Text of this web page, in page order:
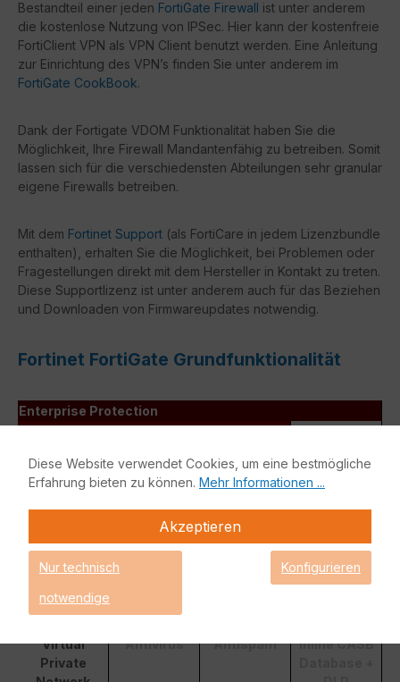
Bestandteil einer jeden FortiGate Firewall ist unter anderem
die kostenlose Nutzung von IPSec. Hier kann der kostenfreie
FortiClient VPN als VPN Client benutzt werden. Eine Anleitung
zur Einrichtung des VPN’s finden Sie unter anderem im
FortiGate CookBook.
Dank der Fortigate VDOM Funktionalität haben Sie die
Möglichkeit, Ihre Firewall Mandantenfähig zu betreiben. Somit
lassen sich für die verschiedensten Abteilungen sehr granular
eigene Firewalls betreiben.
Mit dem Fortinet Support (als FortiCare in jedem Lizenzbundle
enthalten), erhalten Sie die Möglichkeit, bei Problemen oder
Fragestellungen direkt mit dem Hersteller in Kontakt zu treten.
Diese Supportlizenz ist unter anderem auch für das Beziehen
und Downloaden von Firmwareupdates notwendig.
Fortinet FortiGate Grundfunktionalität
Enterprise Protection
Protection (ATP)
Grundfunktio
nalität
Virtual
Private
Antivirus Antispam
Inline CASB
Diese Website verwendet Cookies, um eine bestmögliche
Erfahrung bieten zu können. Mehr Informationen ...
Akzeptieren
Nur technisch
notwendige
Konfigurieren